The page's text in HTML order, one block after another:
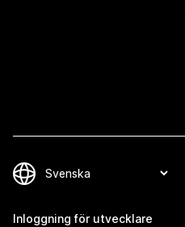
Inloggning för utvecklare